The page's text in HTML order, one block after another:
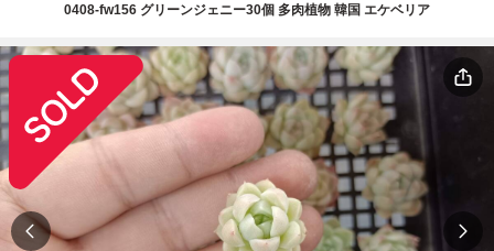
0408-fw156 グリーンジェニー30個 多肉植物 韓国 エケベリア